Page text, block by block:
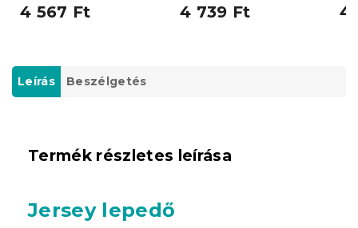
4 567 Ft 4 739 Ft 4
Leírás Beszélgetés
Termék részletes leírása
Jersey lepedő